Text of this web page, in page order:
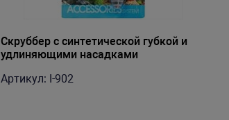
Скруббер с синтетической губкой и
удлиняющими насадками
Артикул: I-902